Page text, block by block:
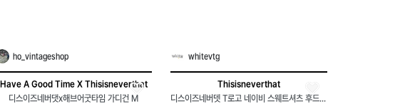
ho_vintageshop
Have A Good Time X Thisisneverthat
디스이즈네버댓x해브어굿타임 가디건 M
whitevtg
Thisisneverthat
디스이즈네버뎃 T로고 네이비 스웨트셔츠 후드티(L)